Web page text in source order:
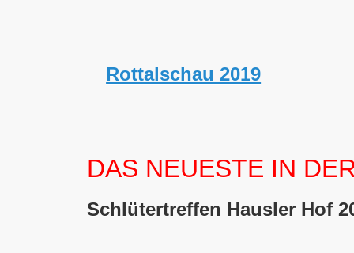
Rottalschau 2019
DAS NEUESTE IN
Schlütertreffen Hausler Hof